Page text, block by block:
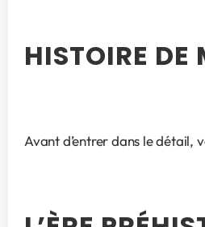
HISTOIRE
Avant d’entrer dans le détail,